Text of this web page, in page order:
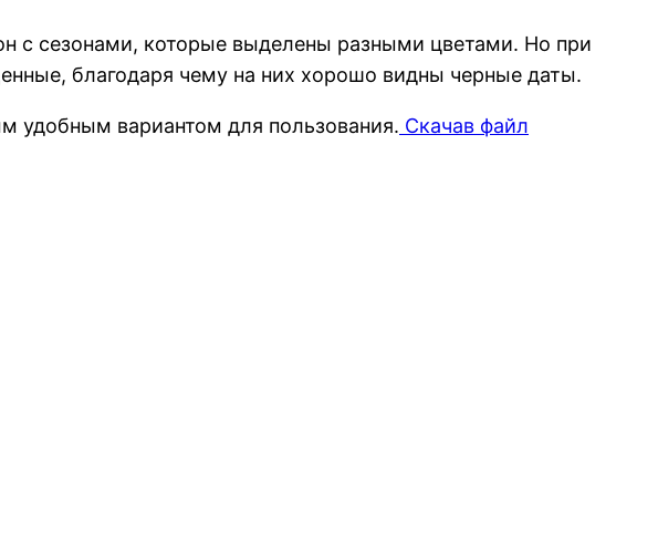
с сезонами, которые выделены разными цветами. Но при
благодаря чему на них хорошо видны черные даты.
удобным вариантом для пользования. Скачав файл